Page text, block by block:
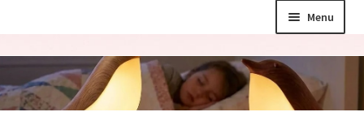
Menu
Jeux & Jouets